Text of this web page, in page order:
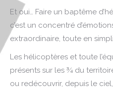
Et oui… Faire un baptême
c’est un concentré
extraordinaire, toute en
Les hélicoptères et toute
présents sur les ¾ du
ou redécouvrir, depuis le